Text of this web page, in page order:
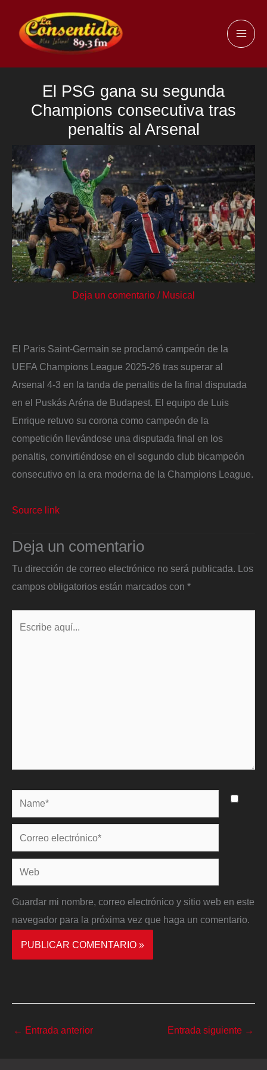
contenido
El PSG gana su segunda
Champions consecutiva tras
penaltis al Arsenal
Deja un comentario / Musical
El Paris Saint-Germain se proclamó campeón de la
UEFA Champions League 2025-26 tras superar al
Arsenal 4-3 en la tanda de penaltis de la final disputada
en el Puskás Aréna de Budapest. El equipo de Luis
Enrique retuvo su corona como campeón de la
competición llevándose una disputada final en los
penaltis, convirtiéndose en el segundo club bicampeón
consecutivo en la era moderna de la Champions League.
Source link
Deja un comentario
Tu dirección de correo electrónico no será publicada.
Los
campos obligatorios están marcados con *
Name*
Correo
electrónico*
Web
Guardar mi nombre, correo electrónico y sitio web en este
navegador para la próxima vez que haga un comentario.
← Entrada anterior Entrada siguiente →